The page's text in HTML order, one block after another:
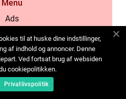
Menu
Ads
til at huske dine indstillinger,
af indhold og annoncer. Denne
Ved fortsat brug af websiden
cookiepolitikken.
Privatlivspolitik